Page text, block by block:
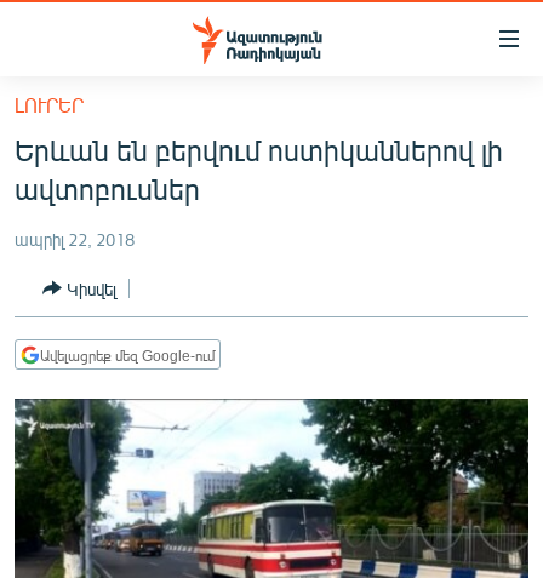
Մատչելիության
հիմնական
բովանդակությանը
Անցնել
հիմնական
մենյուին
ՀԱՅԱՍՏԱՆ
ՔԱՂԱՔԱԿԱՆ
ԸՆՏՐՈՒԹՅՈՒՆՆԵՐ 2026
ԻՐԱՎՈՒՆՔ
ՀԱՍԱՐԱԿՈՒԹՅՈՒՆ
ՂԱՐԱԲԱՂ
ՊԱՏԵՐԱԶՄԻ 6 ՇԱԲԱԹՆԵՐԸ
ՏԱՐԱԾԱՇՐՋԱՆ
ՄԻՋԱԶԳԱՅԻՆ
ԼՈՒՐԵՐ
Երևան են բերվում ոստիկաններով լի
ավտոբուսներ
ապրիլ 22, 2018
Կիսվել
Ավելացրեք մեզ Google-ում